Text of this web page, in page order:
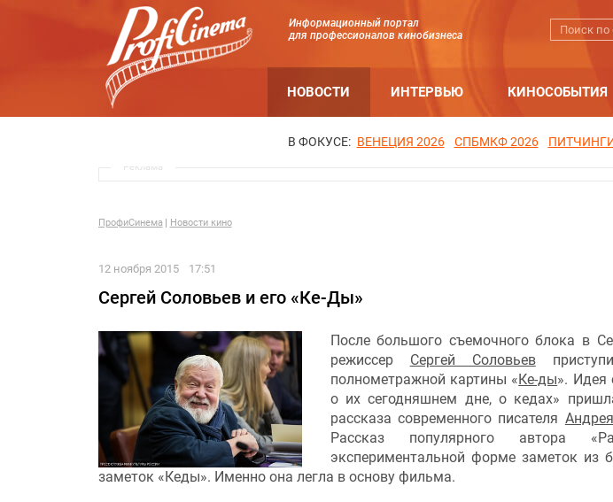
Информационный портал
для профессионалов кинобизнеса
НОВОСТИ ИНТЕРВЬЮ КИНОСОБЫТИЯ
В ФОКУСЕ: ВЕНЕЦИЯ 2026 СПБМКФ 2026
Реклама
ПрофиСинема Новости кино
12 ноября 2015 17:51
Сергей Соловьев и его «Ке-Ды»
После большого съемочного блока в
режиссер Сергей Соловьев
полнометражной картины «Ке-ды». Идея
о их сегодняшнем дне, о кедах»
рассказа современного писателя
Рассказ популярного автора
экспериментальной форме заметок из
заметок «Кеды». Именно она легла в основу фильма.